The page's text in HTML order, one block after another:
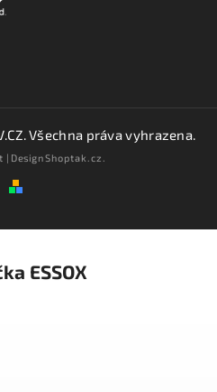
. Všechna práva vyhrazena.
| DesignShoptak.cz.
ESSOX